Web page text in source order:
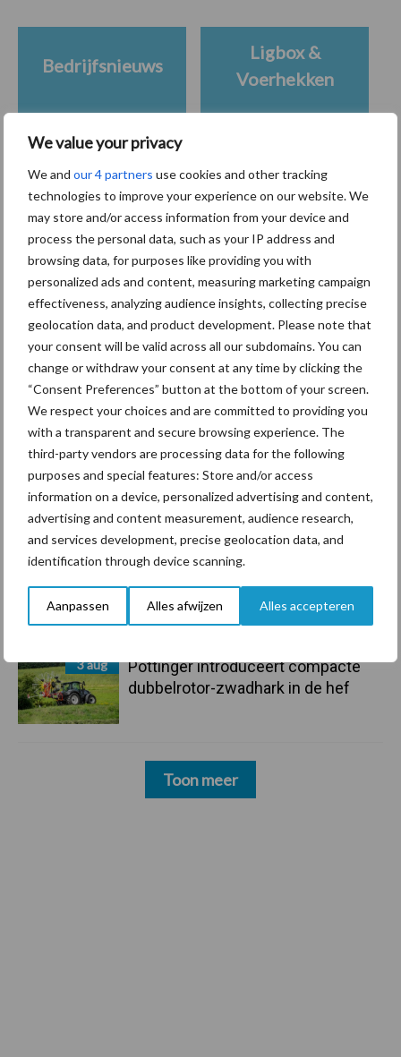
We value your privacy
We and our 4 partners use cookies and other tracking
technologies to improve your experience on our website. We
may store and/or access information from your device and
process the personal data, such as your IP address and
browsing data, for purposes like providing you with
personalized ads and content, measuring marketing campaign
effectiveness, analyzing audience insights, collecting precise
geolocation data, and product development. Please note that
your consent will be valid across all our subdomains. You can
change or withdraw your consent at any time by clicking the
“Consent Preferences” button at the bottom of your screen.
We respect your choices and are committed to providing you
with a transparent and secure browsing experience. The
third-party vendors are processing data for the following
purposes and special features: Store and/or access
information on a device, personalized advertising and content,
advertising and content measurement, audience research,
and services development, precise geolocation data, and
identification through device scanning.
Aanpassen Alles afwijzen Alles accepteren
Primaire
Sidebar
Recent nieuws Partner nieuws
6 aug
ForFarmers ziet volume en
marktaandeel groeien in krimpende
Nederlandse markt
Tien praktische tips voor een
langere levensduur
“Vraag naar praktische
hygieneoplossingen is in Polen
groter dan ooit”
van 14.000 kilogram melk
3 aug
Pöttinger introduceert compacte
dubbelrotor-zwadhark in de hef
Toon meer
Bedrijfsnieuws
Ligbox &
Voerhekken
Toon meer